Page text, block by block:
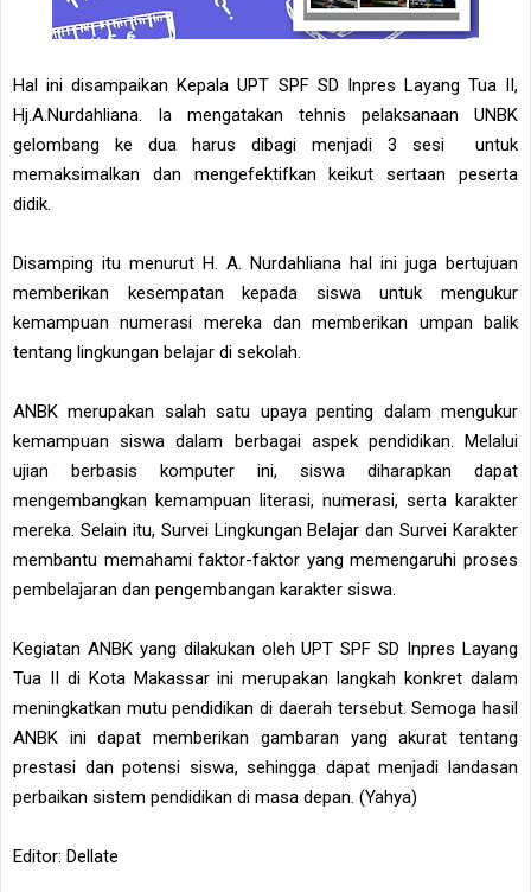
Hal ini disampaikan Kepala UPT SPF SD Inpres Layang Tua II,
Hj.A.Nurdahliana. Ia mengatakan tehnis pelaksanaan UNBK
gelombang ke dua harus dibagi menjadi 3 sesi untuk
memaksimalkan dan mengefektifkan keikut sertaan peserta
didik.
Disamping itu menurut H. A. Nurdahliana hal ini juga bertujuan
memberikan kesempatan kepada siswa untuk mengukur
kemampuan numerasi mereka dan memberikan umpan balik
tentang lingkungan belajar di sekolah.
ANBK merupakan salah satu upaya penting dalam mengukur
kemampuan siswa dalam berbagai aspek pendidikan. Melalui
ujian berbasis komputer ini, siswa diharapkan dapat
mengembangkan kemampuan literasi, numerasi, serta karakter
mereka. Selain itu, Survei Lingkungan Belajar dan Survei Karakter
membantu memahami faktor-faktor yang memengaruhi proses
pembelajaran dan pengembangan karakter siswa.
Kegiatan ANBK yang dilakukan oleh UPT SPF SD Inpres Layang
Tua II di Kota Makassar ini merupakan langkah konkret dalam
meningkatkan mutu pendidikan di daerah tersebut. Semoga hasil
ANBK ini dapat memberikan gambaran yang akurat tentang
prestasi dan potensi siswa, sehingga dapat menjadi landasan
perbaikan sistem pendidikan di masa depan. (Yahya)
Editor: Dellate